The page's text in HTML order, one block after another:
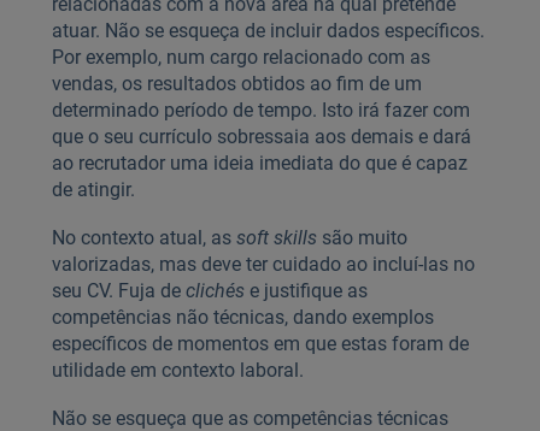
atuar. Não se esqueça de incluir dados específicos.
Por exemplo, num cargo relacionado com as
vendas, os resultados obtidos ao fim de um
determinado período de tempo. Isto irá fazer com
que o seu currículo sobressaia aos demais e dará
ao recrutador uma ideia imediata do que é capaz
de atingir.
No contexto atual, as soft skills são muito
valorizadas, mas deve ter cuidado ao incluí-las no
seu CV. Fuja de clichés e justifique as
competências não técnicas, dando exemplos
específicos de momentos em que estas foram de
utilidade em contexto laboral.
Não se esqueça que as competências técnicas